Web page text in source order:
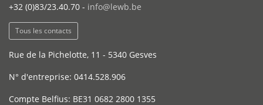
+32 (0)83/23.40.70 - info@lewb.be
Tous les contacts
Rue de la Pichelotte, 11 - 5340 Gesves
N° d'entreprise: 0414.528.906
Compte Belfius: BE31 0682 2800 1355